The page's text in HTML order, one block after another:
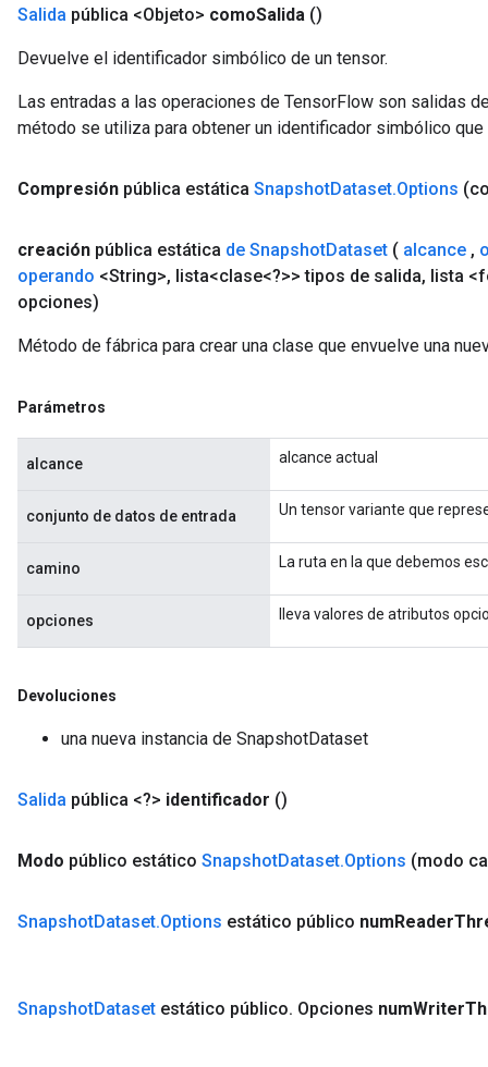
Salida pública <Objeto> comoSalida ()
Devuelve el identificador simbólico de un tensor.
Las entradas a las operaciones de TensorFlow son salidas
método se utiliza para obtener un identificador simbólico
Compresión pública estática SnapshotDataset.Options
creación pública estática de SnapshotDataset ( alcance ,
operando <String>, lista<clase<?>> tipos de salida, lista
opciones)
Método de fábrica para crear una clase que envuelve una
Parámetros
alcance alcance actual
conjunto de datos de entrada Un tensor variante que
camino La ruta en la que debemos
opciones lleva valores de atributos
Devoluciones
una nueva instancia de SnapshotDataset
Salida pública <?> identificador ()
Modo público estático SnapshotDataset.Options (modo
SnapshotDataset.Options estático público numReader
SnapshotDataset estático público. Opciones numWriter